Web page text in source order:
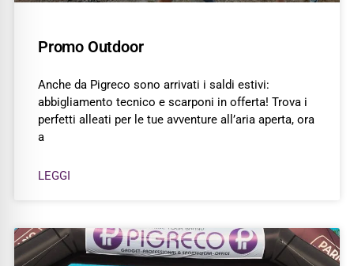
Promo Outdoor
Anche da Pigreco sono arrivati i saldi estivi:
abbigliamento tecnico e scarponi in offerta! Trova i
perfetti alleati per le tue avventure all’aria aperta, ora
a
LEGGI